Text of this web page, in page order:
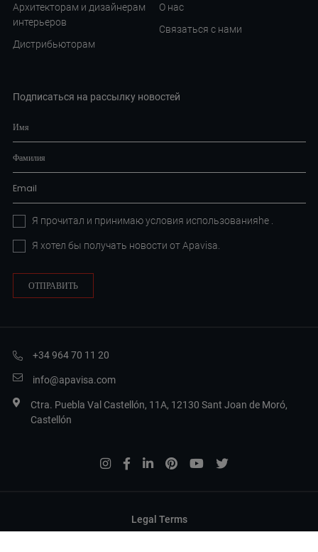
Архитекторам и дизайнерам
интерьеров
Дистрибьюторам
О нас
Связаться с нами
Подписаться на рассылку новостей
Я прочитал и принимаю условия использованияhe .
Я хотел бы получать новости от Apavisa.
+34 964 70 11 20
info@apavisa.com
Ctra. Puebla Val Castellón, 11A, 12130 Sant Joan de Moró,
Castellón
Legal Terms